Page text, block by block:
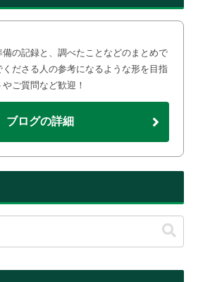
の記録と、調べたことなどのまとめで
ださる人の参考になるような形を目指
ご質問など歓迎！
ブログの詳細